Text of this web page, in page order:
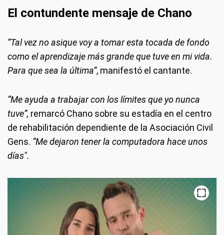
El contundente mensaje de Chano
“Tal vez no asique voy a tomar esta tocada de fondo
como el aprendizaje más grande que tuve en mi vida.
Para que sea la última”, manifestó el cantante.
“Me ayuda a trabajar con los límites que yo nunca
tuve”, remarcó Chano sobre su estadía en el centro
de rehabilitación dependiente de la Asociación Civil
Gens. “Me dejaron tener la computadora hace unos
días".